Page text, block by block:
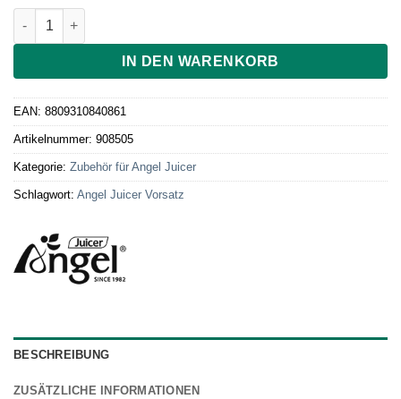
Angel Juicer Siebgehäuse Mahlen/Sorbe SUS316 Menge
IN DEN WARENKORB
EAN: 8809310840861
Artikelnummer: 908505
Kategorie: Zubehör für Angel Juicer
Schlagwort: Angel Juicer Vorsatz
BESCHREIBUNG
ZUSÄTZLICHE INFORMATIONEN